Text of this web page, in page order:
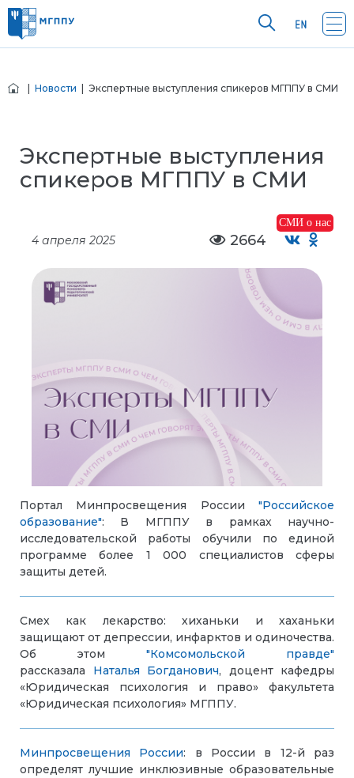
Новости | Экспертные выступления спикеров МГППУ в СМИ
Экспертные выступления
спикеров МГППУ в СМИ
СМИ о нас
4 апреля 2025 2664
Портал Минпросвещения России "Российское
образование": В МГППУ в рамках научно-
исследовательской работы обучили по единой
программе более 1 000 специалистов сферы
защиты детей.
Смех как лекарство: хиханьки и хаханьки
защищают от депрессии, инфарктов и одиночества.
Об этом "Комсомольской правде"
рассказала Наталья Богданович, доцент кафедры
«Юридическая психология и право» факультета
«Юридическая психология» МГППУ.
Минпросвещения России: в России в 12-й раз
определят лучшие инклюзивные образовательные